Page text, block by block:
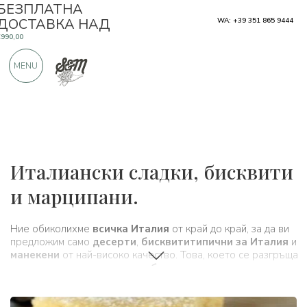
Италиански сладки, бисквити
и марципани.
Ние обиколихме всичка Италия от край до край, за да ви
предложим само десерти, бисквититипични за Италия и
манекени от най-високо качество. Това, което се разгръща
огромен избор
цяла страна.
ПРОДУКТИ ОТ ОТЛИЧНИ
900 ПОЛОЖИТЕЛНИ ОТЗИВИ
WA: +39 351 865 9444
MENU